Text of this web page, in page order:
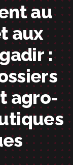
au
aux
:
agro-